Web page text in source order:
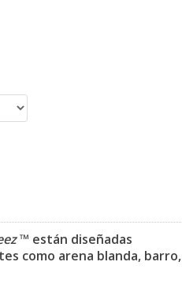
™ están diseñadas
como arena blanda, barro,